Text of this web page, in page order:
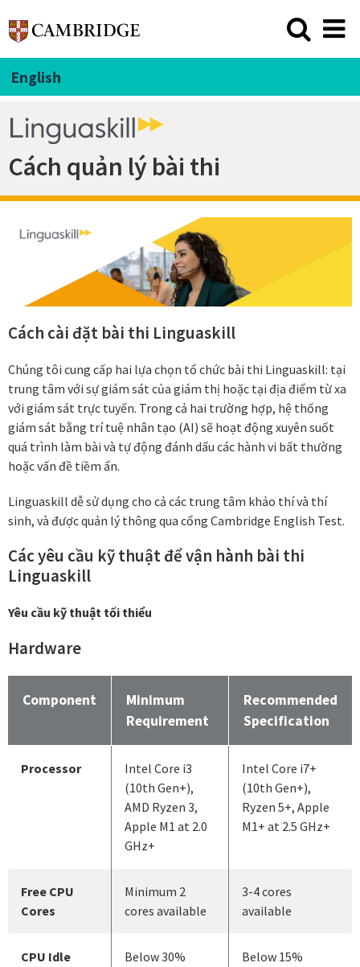
English
Cách quản lý bài thi
Cách cài đặt bài thi Linguaskill
Chúng tôi cung cấp hai lựa chọn tổ chức bài thi Linguaskill: tại
trung tâm với sự giám sát của giám thị hoặc tại địa điểm từ xa
với giám sát trực tuyến. Trong cả hai trường hợp, hệ thống
giám sát bằng trí tuệ nhân tạo (AI) sẽ hoạt động xuyên suốt
quá trình làm bài và tự động đánh dấu các hành vi bất thường
hoặc vấn đề tiềm ẩn.
Linguaskill dễ sử dụng cho cả các trung tâm khảo thí và thí
sinh, và được quản lý thông qua cổng Cambridge English Test.
Các yêu cầu kỹ thuật để vận hành bài thi
Linguaskill
Yêu cầu kỹ thuật tối thiểu
Hardware
Component
Minimum
Requirement
Recommended
Specification
Processor
Intel Core i3
(10th Gen+),
AMD Ryzen 3,
Apple M1 at 2.0
GHz+
Intel Core i7+
(10th Gen+),
Ryzen 5+, Apple
M1+ at 2.5 GHz+
Free CPU
Cores
Minimum 2
cores available
3-4 cores
available
CPU Idle
Below 30%
Below 15%